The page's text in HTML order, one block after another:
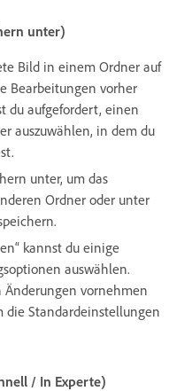
unter)
Bild in einem Ordner auf
Bearbeitungen vorher
du aufgefordert, einen
auszuwählen, in dem du
unter, um das
Ordner oder unter
kannst du einige
auswählen.
vornehmen
die Standardeinstellungen
/ In Experte)